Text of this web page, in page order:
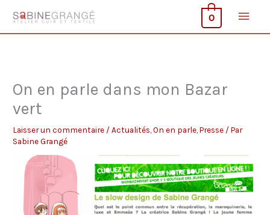
contenu
0
On en parle dans mon Bazar
vert
Laisser un commentaire /Actualités ,On en parle ,Presse / Par
Sabine Grangé